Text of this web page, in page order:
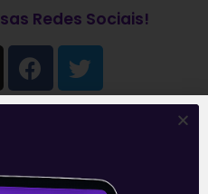
Redes Sociais!